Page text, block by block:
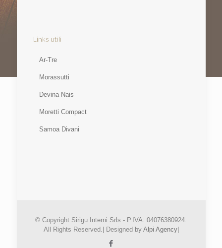
Links utili
Ar-Tre
Morassutti
Devina Nais
Moretti Compact
Samoa Divani
© Copyright Sirigu Interni Srls - P.IVA: 04076380924.
All Rights Reserved.| Designed by Alpi Agency|